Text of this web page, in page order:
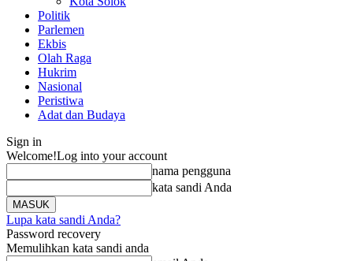
Politik
Parlemen
Ekbis
Olah Raga
Hukrim
Nasional
Peristiwa
Adat dan Budaya
Sign in
Welcome!Log into your account
nama pengguna
kata sandi Anda
Lupa kata sandi Anda?
Password recovery
Memulihkan kata sandi anda